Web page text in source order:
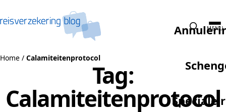
Speciale
MENU
Home / Calamiteitenprotocol
Tag:
Calamiteitenprotocol